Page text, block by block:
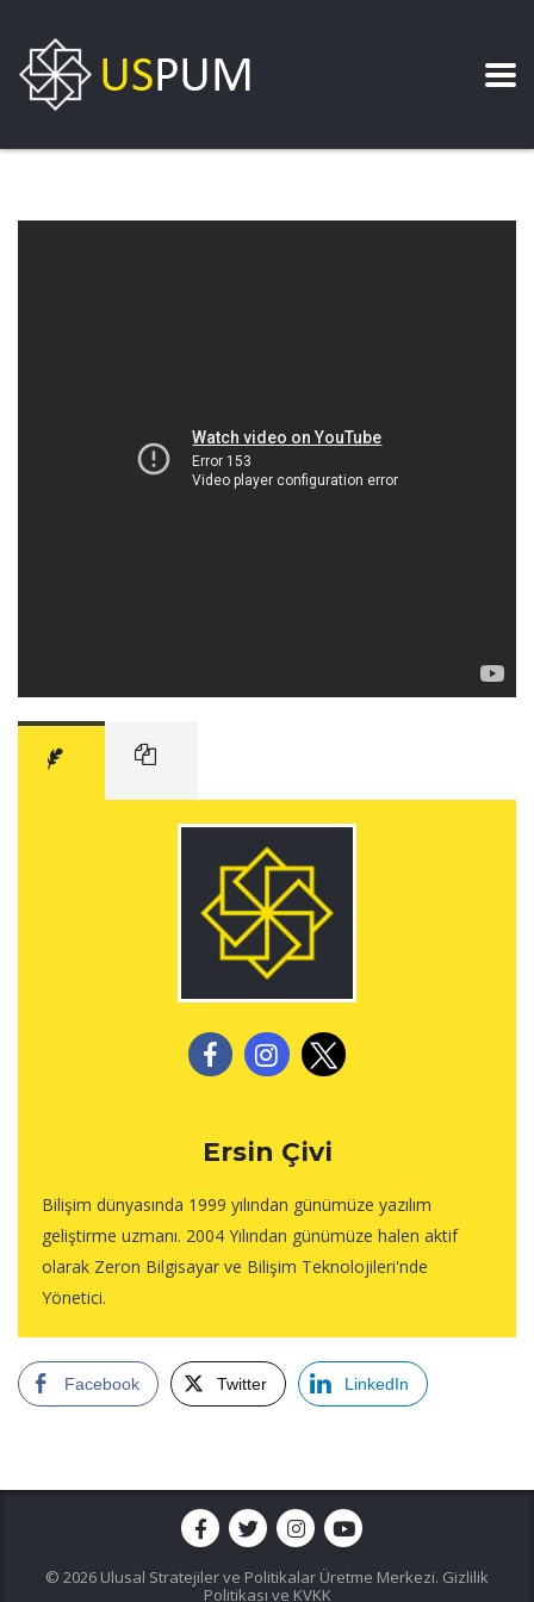
Ersin Çivi
Bilişim dünyasında 1999 yılından günümüze yazılım
geliştirme uzmanı. 2004 Yılından günümüze halen aktif
olarak Zeron Bilgisayar ve Bilişim Teknolojileri'nde
Yönetici.
Facebook Twitter LinkedIn
© 2026 Ulusal Stratejiler ve Politikalar Üretme Merkezi. Gizlilik
Politikası ve KVKK